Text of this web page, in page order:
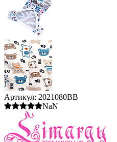
Артикул: 2021080BB
NaN